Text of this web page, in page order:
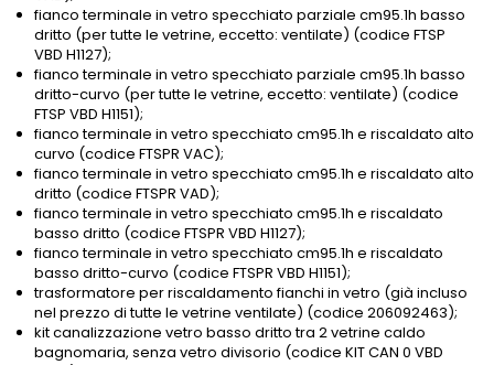
fianco terminale in vetro specchiato parziale cm95.1h basso
dritto (per tutte le vetrine, eccetto: ventilate) (codice FTSP
VBD H1127);
fianco terminale in vetro specchiato parziale cm95.1h basso
dritto-curvo (per tutte le vetrine, eccetto: ventilate) (codice
FTSP VBD H1151);
fianco terminale in vetro specchiato cm95.1h e riscaldato alto
curvo (codice FTSPR VAC);
fianco terminale in vetro specchiato cm95.1h e riscaldato alto
dritto (codice FTSPR VAD);
fianco terminale in vetro specchiato cm95.1h e riscaldato
basso dritto (codice FTSPR VBD H1127);
fianco terminale in vetro specchiato cm95.1h e riscaldato
basso dritto-curvo (codice FTSPR VBD H1151);
trasformatore per riscaldamento fianchi in vetro (già incluso
nel prezzo di tutte le vetrine ventilate) (codice 206092463);
kit canalizzazione vetro basso dritto tra 2 vetrine caldo
bagnomaria, senza vetro divisorio (codice KIT CAN 0 VBD